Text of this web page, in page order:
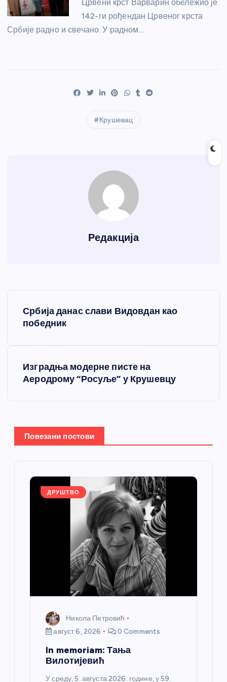
Црвени крст Варварин обележио је
142-ги рођендан Црвеног крста
Србије радно и свечано. У радном…
Крушевац
Редакција
њ
е
Србија данас слави Видовдан као
победник
Изградња модерне писте на
Аеродрому “Росуље” у Крушевцу
Повезани постови
ДРУШТВО
Никола Петровић
август 6, 2026
0 Comments
In memoriam: Тања
Вилотијевић
У среду, 5. августа 2026. године, у 59.